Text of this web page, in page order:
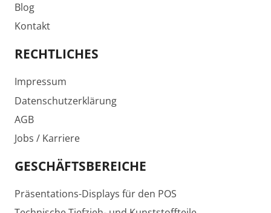
Blog
Kontakt
RECHTLICHES
Impressum
Datenschutzerklärung
AGB
Jobs / Karriere
GESCHÄFTSBEREICHE
Präsentations-Displays für den POS